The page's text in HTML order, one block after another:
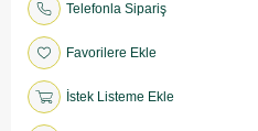
Telefonla Sipariş
Favorilere Ekle
İstek Listeme Ekle